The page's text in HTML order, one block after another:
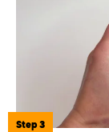
Step 3